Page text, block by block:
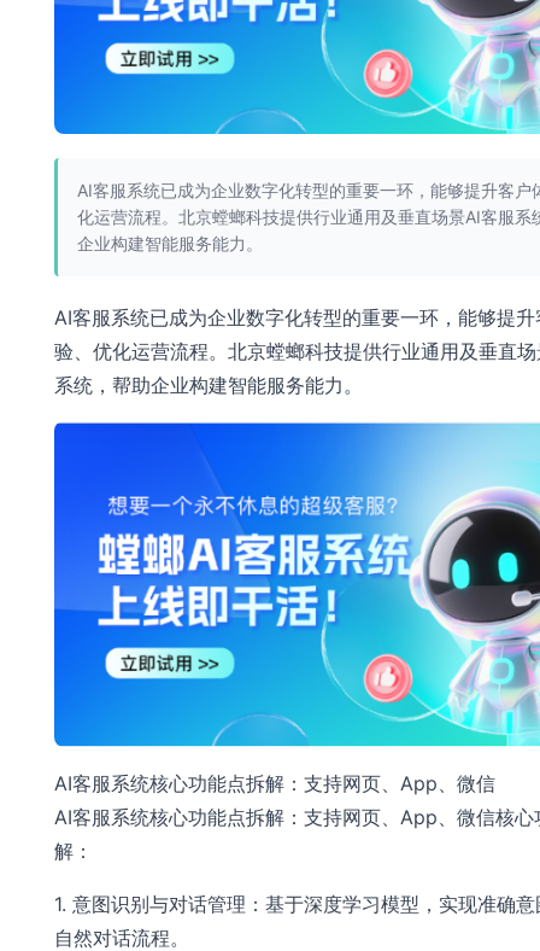
AI客服系统已成为企业数字化转型的重要一环，能够提升客户
化运营流程。北京螳螂科技提供行业通用及垂直场景AI客服系
企业构建智能服务能力。
AI客服系统已成为企业数字化转型的重要一环，能够提
验、优化运营流程。北京螳螂科技提供行业通用及垂直
系统，帮助企业构建智能服务能力。
AI客服系统核心功能点拆解：支持网页、App、微信
AI客服系统核心功能点拆解：支持网页、App、微信核心
解：
1. 意图识别与对话管理：基于深度学习模型，实现准确
自然对话流程。